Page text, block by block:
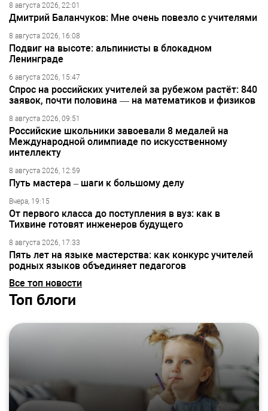
8 августа 2026, 22:01
Дмитрий Баланчуков: Мне очень повезло с учителями
8 августа 2026, 16:08
Подвиг на высоте: альпинисты в блокадном
Ленинграде
6 августа 2026, 15:47
Спрос на российских учителей за рубежом растёт: 840
заявок, почти половина — на математиков и физиков
8 августа 2026, 09:51
Российские школьники завоевали 8 медалей на
Международной олимпиаде по искусственному
интеллекту
8 августа 2026, 12:59
Путь мастера – шаги к большому делу
Вчера, 19:15
От первого класса до поступления в вуз: как в
Тихвине готовят инженеров будущего
8 августа 2026, 17:33
Пять лет на языке мастерства: как конкурс учителей
родных языков объединяет педагогов
Все топ новости
Топ блоги